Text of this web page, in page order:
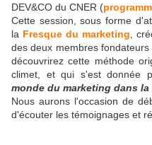
DEV&CO du CNER (
Cette session, sous forme
la Fresque du marketing ,
des deux membres
découvrirez cette méthode
climet, et qui s'est donnée
monde du marketing dans
Nous aurons l'occasion de
d'écouter les témoignages et